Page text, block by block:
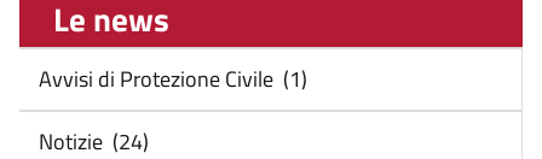
Le news
Avvisi di Protezione Civile (1)
Notizie (24)